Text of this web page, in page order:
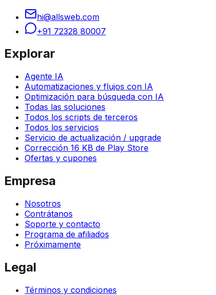
hi@allsweb.com
+91 72328 80007
Explorar
Agente IA
Automatizaciones y flujos con IA
Optimización para búsqueda con IA
Todas las soluciones
Todos los scripts de terceros
Todos los servicios
Servicio de actualización / upgrade
Corrección 16 KB de Play Store
Ofertas y cupones
Empresa
Nosotros
Contrátanos
Soporte y contacto
Programa de afiliados
Próximamente
Legal
Términos y condiciones